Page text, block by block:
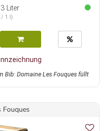
Liter
/ 1 l)
Bib: Domaine Les Fouques füllt
Fouques